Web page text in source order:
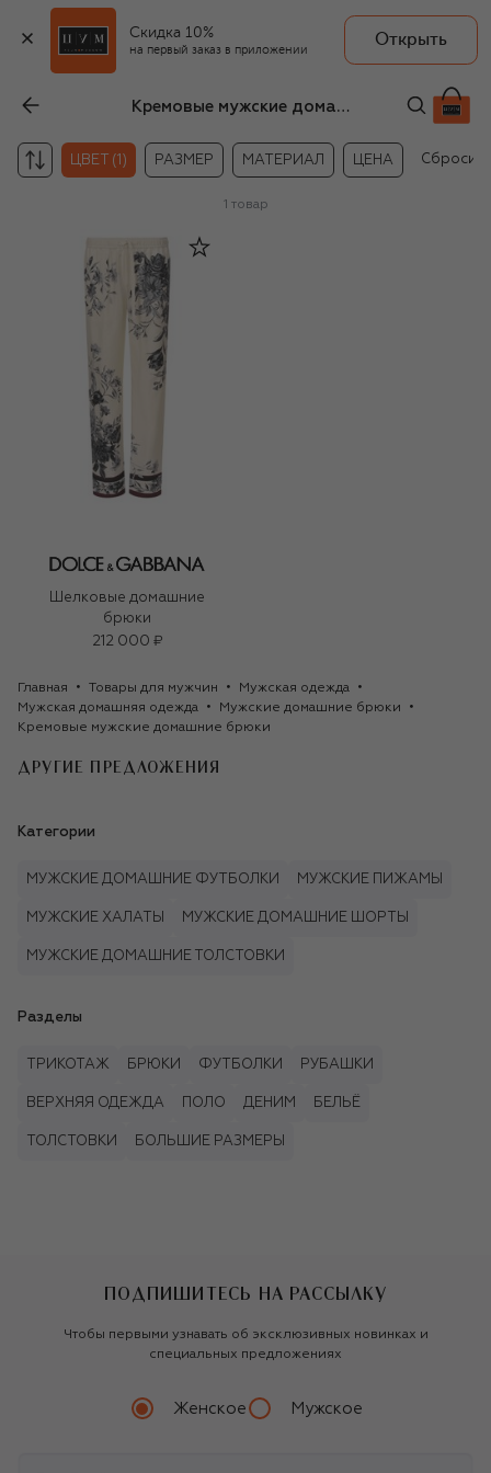
Скидка 10%
на первый заказ в приложении
Открыть
Кремовые мужские домашние брюки
ЦВЕТ (1) РАЗМЕР МАТЕРИАЛ ЦЕНА
1 товар
Шелковые домашние
брюки
212 000 ₽
Главная Товары для мужчин
Мужская одежда
Мужская домашняя одежда
Мужские домашние брюки
Кремовые мужские домашние брюки
ДРУГИЕ ПРЕДЛОЖЕНИЯ
Категории
МУЖСКИЕ ДОМАШНИЕ ФУТБОЛКИ МУЖСКИЕ ПИЖАМЫ
МУЖСКИЕ ХАЛАТЫ МУЖСКИЕ ДОМАШНИЕ ШОРТЫ
МУЖСКИЕ ДОМАШНИЕ ТОЛСТОВКИ
Разделы
ТРИКОТАЖ БРЮКИ ФУТБОЛКИ РУБАШКИ
ВЕРХНЯЯ ОДЕЖДА ПОЛО ДЕНИМ БЕЛЬЁ
ТОЛСТОВКИ БОЛЬШИЕ РАЗМЕРЫ
ПОДПИШИТЕСЬ НА РАССЫЛКУ
Чтобы первыми узнавать об эксклюзивных новинках и
специальных предложениях
Женское Мужское